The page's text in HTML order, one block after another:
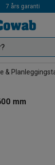
7 års garanti
&
mm